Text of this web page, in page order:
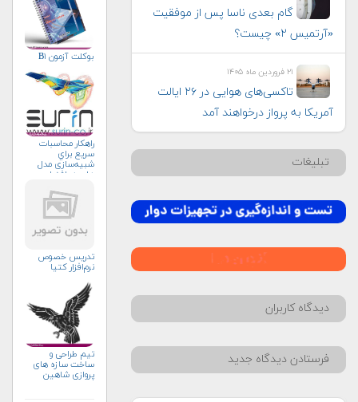
گام بعدی ناسا پس از موفقیت
«آرتمیس ۲» چیست؟
۲۱ فروردین ماه ۱۴۰۵
تاکسی‌های هوایی در ۲۶ ایالت
آمریکا به پرواز درخواهند آمد
تبلیغات
دیدگاه کاربران
فرستادن دیدگاه جدید
بوکلت آزمون B۱
راهکار محاسبات
سريع براي
شبیه‌سازی مدل
های هوافضا
تدریس خصوص
نرم‌افزار کتیا
تيم طراحى و
ساخت سازه هاى
پروازى شاهين